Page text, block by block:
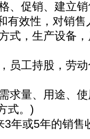
促销、建立销
有效性，对销
，生产设备，
工持股，劳动
量、用途、使
式。)
或5年的销售